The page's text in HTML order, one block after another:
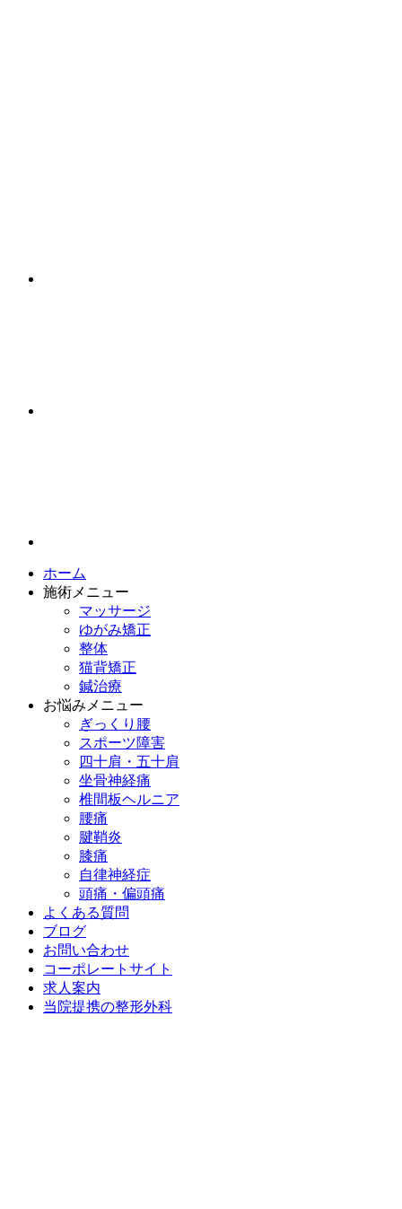
ホーム
施術メニュー
マッサージ
ゆがみ矯正
整体
猫背矯正
鍼治療
お悩みメニュー
ぎっくり腰
スポーツ障害
四十肩・五十肩
坐骨神経痛
椎間板ヘルニア
腰痛
腱鞘炎
膝痛
自律神経症
頭痛・偏頭痛
よくある質問
ブログ
お問い合わせ
コーポレートサイト
求人案内
当院提携の整形外科